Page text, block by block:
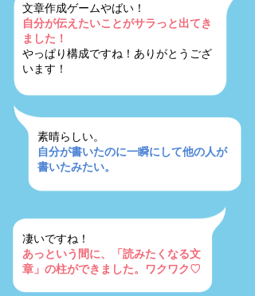
文章作成ゲームやばい！
自分が伝えたいことがサラっと出てき
ました！
やっぱり構成ですね！ありがとうござ
います！
素晴らしい。
自分が書いたのに一瞬にして他の人が
書いたみたい。
凄いですね！
あっという間に、「読みたくなる文
章」の柱ができました。ワクワク♡